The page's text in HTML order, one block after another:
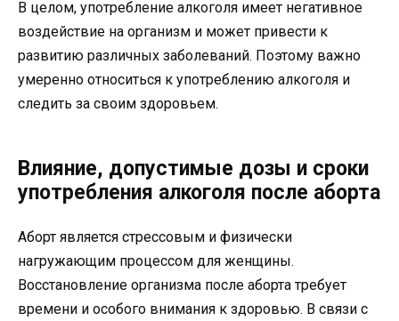
В целом, употребление алкоголя имеет негативное
воздействие на организм и может привести к
развитию различных заболеваний. Поэтому важно
умеренно относиться к употреблению алкоголя и
следить за своим здоровьем.
Влияние, допустимые дозы и сроки
употребления алкоголя после аборта
Аборт является стрессовым и физически
нагружающим процессом для женщины.
Восстановление организма после аборта требует
времени и особого внимания к здоровью. В связи с